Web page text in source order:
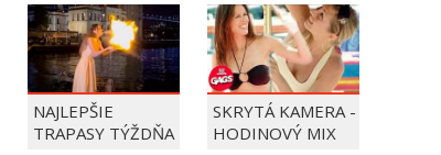
NAJLEPŠIE
TRAPASY TÝŽDŇA
SKRYTÁ KAMERA -
HODINOVÝ MIX